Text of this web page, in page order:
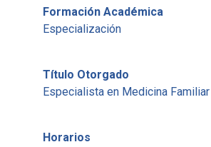
Formación Académica
Especialización
Título Otorgado
Especialista en Medicina Familiar
Horarios